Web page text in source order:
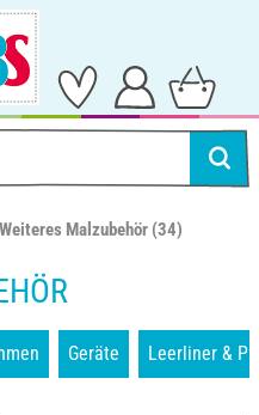
Weiteres Malzubehör (34)
Geräte Leerliner &